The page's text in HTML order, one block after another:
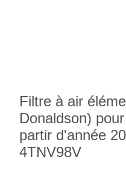
Filtre à air
Donaldson)
partir d'année
4TNV98V